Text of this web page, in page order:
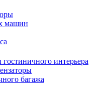
машин
интерьера
багажа